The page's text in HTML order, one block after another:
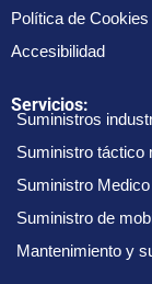
Política de Cookies
Accesibilidad
Servicios:
Suministros
Suministro táctico
Suministro
Suministro de
Mantenimiento y